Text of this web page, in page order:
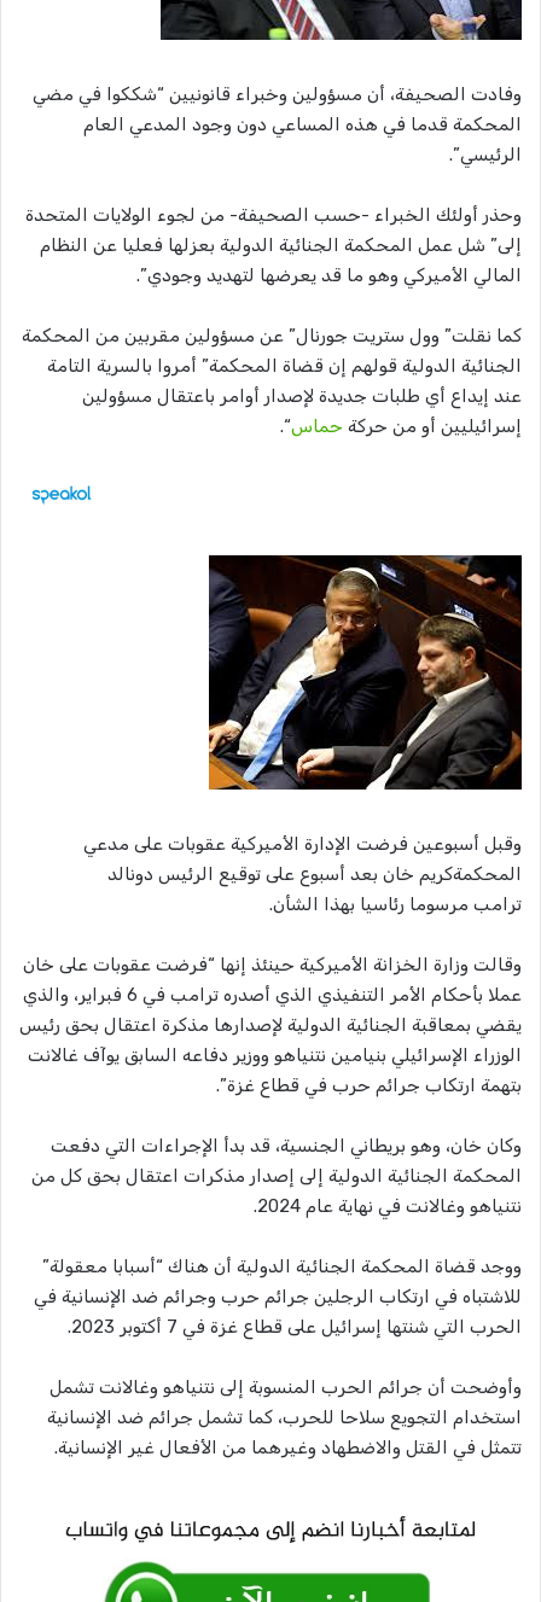
وفادت الصحيفة، أن مسؤولين وخبراء قانونيين “شككوا في مضي
المحكمة قدما في هذه المساعي دون وجود المدعي العام
الرئيسي”.
وحذر أولئك الخبراء -حسب الصحيفة- من لجوء الولايات المتحدة
إلى” شل عمل المحكمة الجنائية الدولية بعزلها فعليا عن النظام
المالي الأميركي وهو ما قد يعرضها لتهديد وجودي”.
كما نقلت” وول ستريت جورنال” عن مسؤولين مقربين من المحكمة
الجنائية الدولية قولهم إن قضاة المحكمة” أمروا بالسرية التامة
عند إيداع أي طلبات جديدة لإصدار أوامر باعتقال مسؤولين
إسرائيليين أو من حركة حماس“.
وقبل أسبوعين فرضت الإدارة الأميركية عقوبات على مدعي
المحكمةكريم خان بعد أسبوع على توقيع الرئيس دونالد
ترامب مرسوما رئاسيا بهذا الشأن.
وقالت وزارة الخزانة الأميركية حينئذ إنها “فرضت عقوبات على خان
عملا بأحكام الأمر التنفيذي الذي أصدره ترامب في 6 فبراير، والذي
يقضي بمعاقبة الجنائية الدولية لإصدارها مذكرة اعتقال بحق رئيس
الوزراء الإسرائيلي بنيامين نتنياهو ووزير دفاعه السابق يوآف غالانت
بتهمة ارتكاب جرائم حرب في قطاع غزة”.
وكان خان، وهو بريطاني الجنسية، قد بدأ الإجراءات التي دفعت
المحكمة الجنائية الدولية إلى إصدار مذكرات اعتقال بحق كل من
نتنياهو وغالانت في نهاية عام 2024.
ووجد قضاة المحكمة الجنائية الدولية أن هناك “أسبابا معقولة”
للاشتباه في ارتكاب الرجلين جرائم حرب وجرائم ضد الإنسانية في
الحرب التي شنتها إسرائيل على قطاع غزة في 7 أكتوبر 2023.
وأوضحت أن جرائم الحرب المنسوبة إلى نتنياهو وغالانت تشمل
استخدام التجويع سلاحا للحرب، كما تشمل جرائم ضد الإنسانية
تتمثل في القتل والاضطهاد وغيرهما من الأفعال غير الإنسانية.